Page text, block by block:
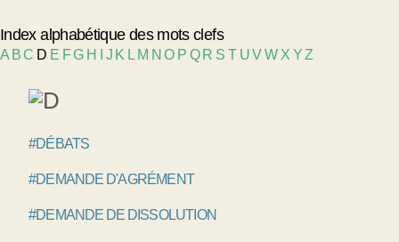
Index alphabétique des mots clefs
A BC D E FG H J K L M NO P Q R S T UVW X YZ
#DÉBATS
#DEMANDE D'AGRÉMENT
#DEMANDE DE DISSOLUTION